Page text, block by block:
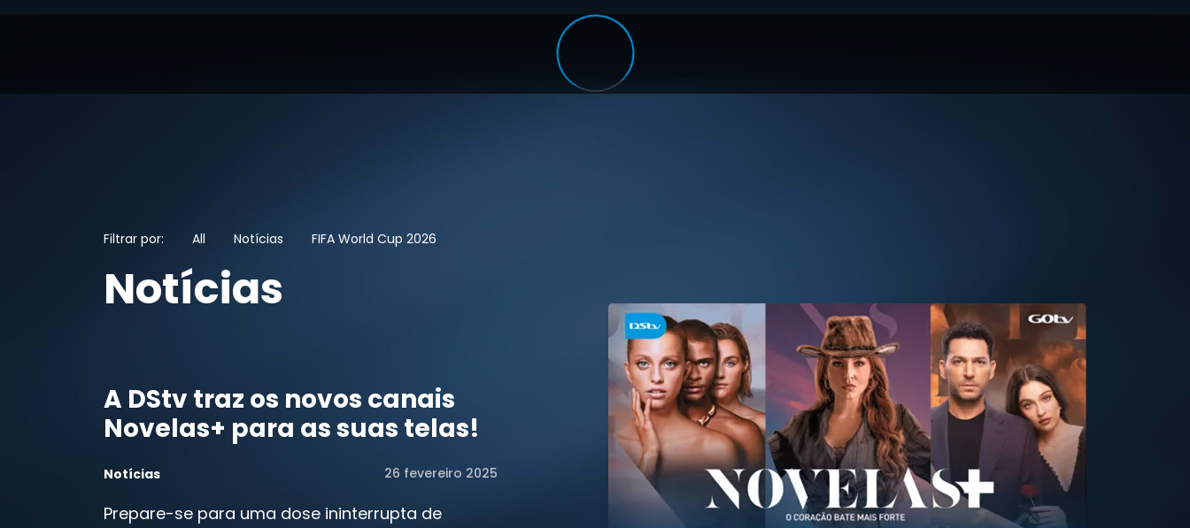
Filtrar por: All Notícias FIFA World Cup 2026
Notícias
A DStv traz os novos canais
Novelas+ para as suas telas!
Notícias 26 fevereiro 2025
Prepare-se para uma dose ininterrupta de